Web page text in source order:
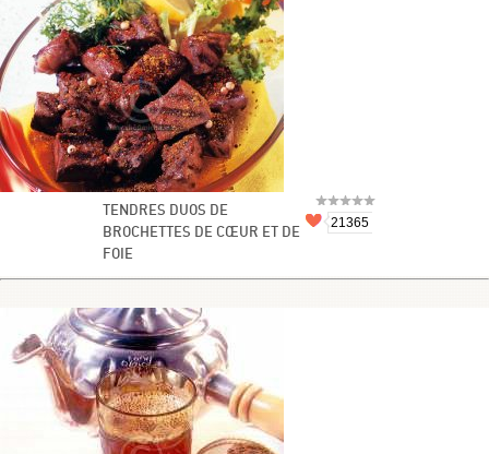
TENDRES DUOS DE
BROCHETTES DE CŒUR ET DE
FOIE
21365